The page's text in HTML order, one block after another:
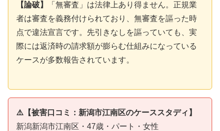
【論破】
「無審査」は法律上あり得ません。正規業
者は審査を義務付けられており、無審査を謳った時
点で違法宣言です。先引きなしを謳っていても、実
際には返済時の請求額が膨らむ仕組みになっている
ケースが多数報告されています。
⚠️【被害口コミ：新潟市江南区のケーススタディ】
新潟新潟市江南区・47歳・パート・女性